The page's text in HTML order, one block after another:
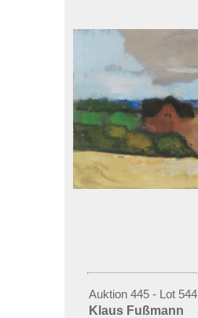
Auktion 445 - Lot 544
Klaus Fußmann